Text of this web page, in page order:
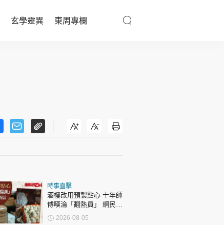
玄學靈異 東周專欄
與寵同行
娛樂名人
文化藝術
時事直擊
酒樓改用預製點心 十年師
傅嘆淪「翻熱員」 網民憂
傳統手藝被淘汰
2026-08-05